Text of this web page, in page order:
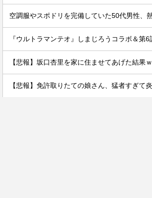
空調服やスポドリを完備していた50代男性、
【悲報】坂口杏里を家に住ませてあげた結果
【悲報】免許取りたての娘さん、猛者すぎて